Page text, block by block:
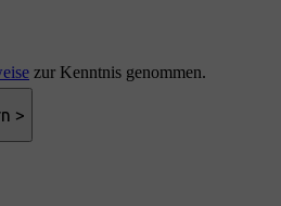
zur Kenntnis genommen.